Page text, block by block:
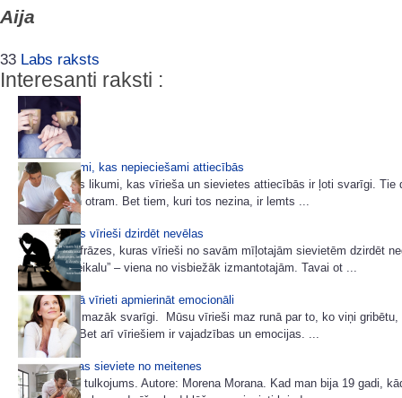
Aija
33 Labs raksts
Interesanti raksti :
Divi noteikumi, kas nepieciešami attiecībās
Ir divi dzīves likumi, kas vīrieša un sievietes attiecībās ir ļoti svarīgi. Tie
vienam, gan otram. Bet tiem, kuri tos nezina, ir lemts ...
Frāzes kuras vīrieši dzirdēt nevēlas
Ir noteiktas frāzes, kuras vīrieši no savām mīļotajām sievietēm dzirdēt
„Iesim uz veikalu” – viena no visbiežāk izmantotajām. Tavai ot ...
6 padomi, kā vīrieti apmierināt emocionāli
Un tas ir ne mazāk svarīgi. Mūsu vīrieši maz runā par to, ko viņi gribētu,
vajadzētu. Bet arī vīriešiem ir vajadzības un emocijas. ...
Ar ko atšķiras sieviete no meitenes
Šis teksts ir tulkojums. Autore: Morena Morana. Kad man bija 19 gadi,